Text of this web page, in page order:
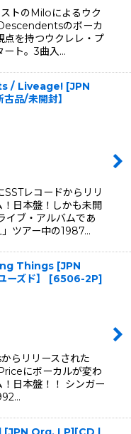
トのMiloによるウク
のボーカ
点を持つウクレレ・プ
ト。3曲入…
/ Liveage! [JPN
品/未開封】
レコードからリリ
日本盤！しかも未開
イブ・アルバムであ
ツアー中の1987…
Things [JPN
ズド】
[6506-2P]
らリリースされた
にボーカルが変わ
日本盤！！ シンガー